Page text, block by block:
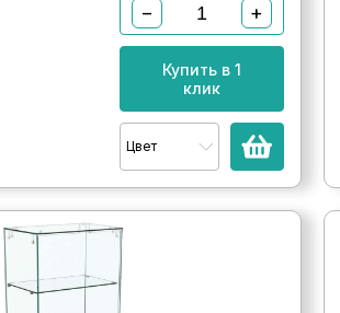
− +
Купить в 1
клик
Цвет